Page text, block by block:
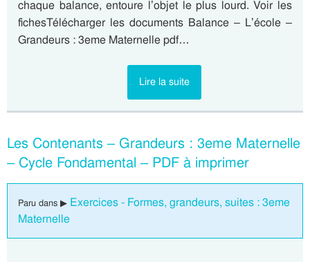
chaque balance, entoure l’objet le plus lourd. Voir les
fichesTélécharger les documents Balance – L’école –
Grandeurs : 3eme Maternelle pdf…
Lire la suite
Les Contenants – Grandeurs : 3eme Maternelle
– Cycle Fondamental – PDF à imprimer
Paru dans ▶ Exercices - Formes, grandeurs, suites : 3eme
Maternelle